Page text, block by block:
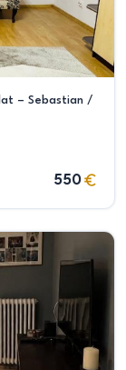
– Sebastian /
550